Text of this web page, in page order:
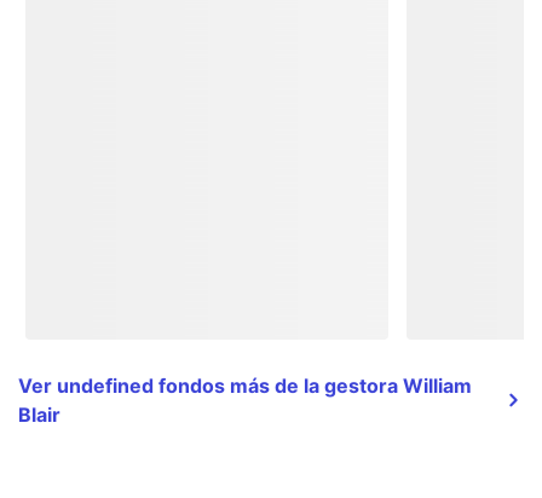
Ver undefined fondos más de la gestora William
Blair